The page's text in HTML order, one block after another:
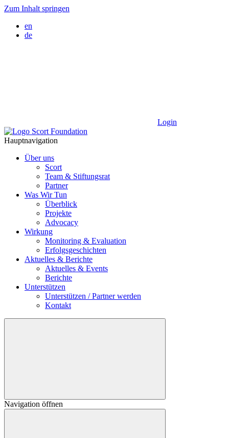
Zum Inhalt springen
en
de
Login
Hauptnavigation
Über uns
Scort
Team & Stiftungsrat
Partner
Was Wir Tun
Überblick
Projekte
Advocacy
Wirkung
Monitoring & Evaluation
Erfolgsgeschichten
Aktuelles & Berichte
Aktuelles & Events
Berichte
Unterstützen
Unterstützen / Partner werden
Kontakt
Navigation öffnen